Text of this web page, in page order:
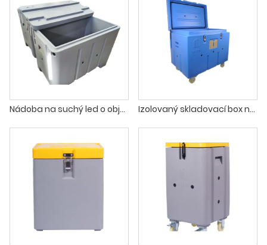
Nádoba na suchý led o objemu 400 litrů o objemu 14 krychlových stop Izolovaný skladovací box na suchý led